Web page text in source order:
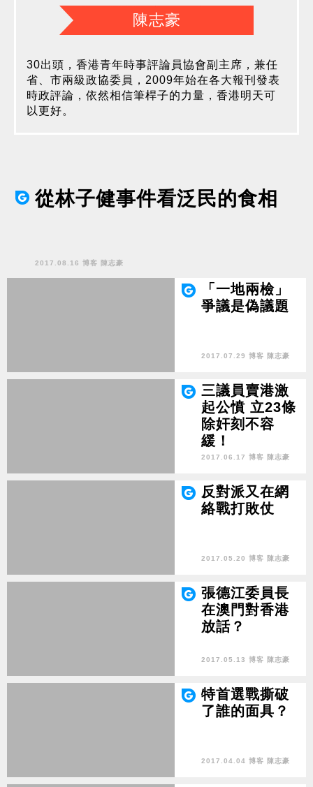
陳志豪
30出頭，香港青年時事評論員協會副主席，兼任
省、市兩級政協委員，2009年始在各大報刊發表
時政評論，依然相信筆桿子的力量，香港明天可
以更好。
從林子健事件看泛民的食相
2017.08.16 博客 陳志豪
「一地兩檢」
爭議是偽議題
2017.07.29 博客 陳志豪
三議員賣港激
起公憤 立23條
除奸刻不容
緩！
2017.06.17 博客 陳志豪
反對派又在網
絡戰打敗仗
2017.05.20 博客 陳志豪
張德江委員長
在澳門對香港
放話？
2017.05.13 博客 陳志豪
特首選戰撕破
了誰的面具？
2017.04.04 博客 陳志豪